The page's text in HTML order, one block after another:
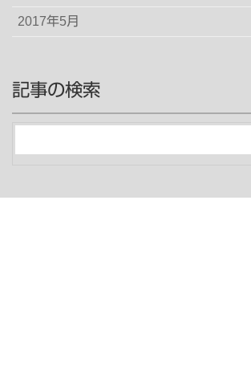
2017年5月
記事の検索